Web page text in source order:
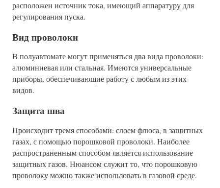
расположен источник тока, имеющий аппаратуру для
регулирования пуска.
Вид проволоки
В полуавтомате могут применяться два вида проволоки:
алюминиевая или стальная. Имеются универсальные
приборы, обеспечивающие работу с любым из этих
видов.
Защита шва
Происходит тремя способами: слоем флюса, в защитных
газах, с помощью порошковой проволоки. Наиболее
распространенным способом является использование
защитных газов. Нюансом служит то, что порошковую
проволоку можно также использовать в газовой среде.